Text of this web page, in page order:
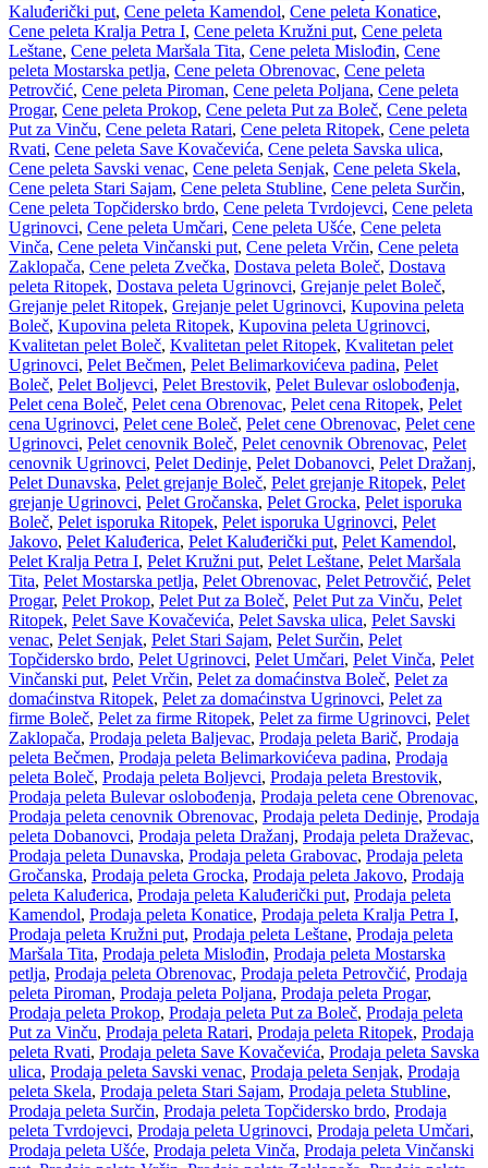
Kaluđerički put, Cene peleta Kamendol, Cene peleta Konatice,
Cene peleta Kralja Petra I, Cene peleta Kružni put, Cene peleta
Leštane, Cene peleta Maršala Tita, Cene peleta Mislođin, Cene
peleta Mostarska petlja, Cene peleta Obrenovac, Cene peleta
Petrovčić, Cene peleta Piroman, Cene peleta Poljana, Cene peleta
Progar, Cene peleta Prokop, Cene peleta Put za Boleč, Cene peleta
Put za Vinču, Cene peleta Ratari, Cene peleta Ritopek, Cene peleta
Rvati, Cene peleta Save Kovačevića, Cene peleta Savska ulica,
Cene peleta Savski venac, Cene peleta Senjak, Cene peleta Skela,
Cene peleta Stari Sajam, Cene peleta Stubline, Cene peleta Surčin,
Cene peleta Topčidersko brdo, Cene peleta Tvrdojevci, Cene peleta
Ugrinovci, Cene peleta Umčari, Cene peleta Ušće, Cene peleta
Vinča, Cene peleta Vinčanski put, Cene peleta Vrčin, Cene peleta
Zaklopača, Cene peleta Zvečka, Dostava peleta Boleč, Dostava
peleta Ritopek, Dostava peleta Ugrinovci, Grejanje pelet Boleč,
Grejanje pelet Ritopek, Grejanje pelet Ugrinovci, Kupovina peleta
Boleč, Kupovina peleta Ritopek, Kupovina peleta Ugrinovci,
Kvalitetan pelet Boleč, Kvalitetan pelet Ritopek, Kvalitetan pelet
Ugrinovci, Pelet Bečmen, Pelet Belimarkovićeva padina, Pelet
Boleč, Pelet Boljevci, Pelet Brestovik, Pelet Bulevar oslobođenja,
Pelet cena Boleč, Pelet cena Obrenovac, Pelet cena Ritopek, Pelet
cena Ugrinovci, Pelet cene Boleč, Pelet cene Obrenovac, Pelet cene
Ugrinovci, Pelet cenovnik Boleč, Pelet cenovnik Obrenovac, Pelet
cenovnik Ugrinovci, Pelet Dedinje, Pelet Dobanovci, Pelet Dražanj,
Pelet Dunavska, Pelet grejanje Boleč, Pelet grejanje Ritopek, Pelet
grejanje Ugrinovci, Pelet Gročanska, Pelet Grocka, Pelet isporuka
Boleč, Pelet isporuka Ritopek, Pelet isporuka Ugrinovci, Pelet
Jakovo, Pelet Kaluđerica, Pelet Kaluđerički put, Pelet Kamendol,
Pelet Kralja Petra I, Pelet Kružni put, Pelet Leštane, Pelet Maršala
Tita, Pelet Mostarska petlja, Pelet Obrenovac, Pelet Petrovčić, Pelet
Progar, Pelet Prokop, Pelet Put za Boleč, Pelet Put za Vinču, Pelet
Ritopek, Pelet Save Kovačevića, Pelet Savska ulica, Pelet Savski
venac, Pelet Senjak, Pelet Stari Sajam, Pelet Surčin, Pelet
Topčidersko brdo, Pelet Ugrinovci, Pelet Umčari, Pelet Vinča, Pelet
Vinčanski put, Pelet Vrčin, Pelet za domaćinstva Boleč, Pelet za
domaćinstva Ritopek, Pelet za domaćinstva Ugrinovci, Pelet za
firme Boleč, Pelet za firme Ritopek, Pelet za firme Ugrinovci, Pelet
Zaklopača, Prodaja peleta Baljevac, Prodaja peleta Barič, Prodaja
peleta Bečmen, Prodaja peleta Belimarkovićeva padina, Prodaja
peleta Boleč, Prodaja peleta Boljevci, Prodaja peleta Brestovik,
Prodaja peleta Bulevar oslobođenja, Prodaja peleta cene Obrenovac,
Prodaja peleta cenovnik Obrenovac, Prodaja peleta Dedinje, Prodaja
peleta Dobanovci, Prodaja peleta Dražanj, Prodaja peleta Draževac,
Prodaja peleta Dunavska, Prodaja peleta Grabovac, Prodaja peleta
Gročanska, Prodaja peleta Grocka, Prodaja peleta Jakovo, Prodaja
peleta Kaluđerica, Prodaja peleta Kaluđerički put, Prodaja peleta
Kamendol, Prodaja peleta Konatice, Prodaja peleta Kralja Petra I,
Prodaja peleta Kružni put, Prodaja peleta Leštane, Prodaja peleta
Maršala Tita, Prodaja peleta Mislođin, Prodaja peleta Mostarska
petlja, Prodaja peleta Obrenovac, Prodaja peleta Petrovčić, Prodaja
peleta Piroman, Prodaja peleta Poljana, Prodaja peleta Progar,
Prodaja peleta Prokop, Prodaja peleta Put za Boleč, Prodaja peleta
Put za Vinču, Prodaja peleta Ratari, Prodaja peleta Ritopek, Prodaja
peleta Rvati, Prodaja peleta Save Kovačevića, Prodaja peleta Savska
ulica, Prodaja peleta Savski venac, Prodaja peleta Senjak, Prodaja
peleta Skela, Prodaja peleta Stari Sajam, Prodaja peleta Stubline,
Prodaja peleta Surčin, Prodaja peleta Topčidersko brdo, Prodaja
peleta Tvrdojevci, Prodaja peleta Ugrinovci, Prodaja peleta Umčari,
Prodaja peleta Ušće, Prodaja peleta Vinča, Prodaja peleta Vinčanski